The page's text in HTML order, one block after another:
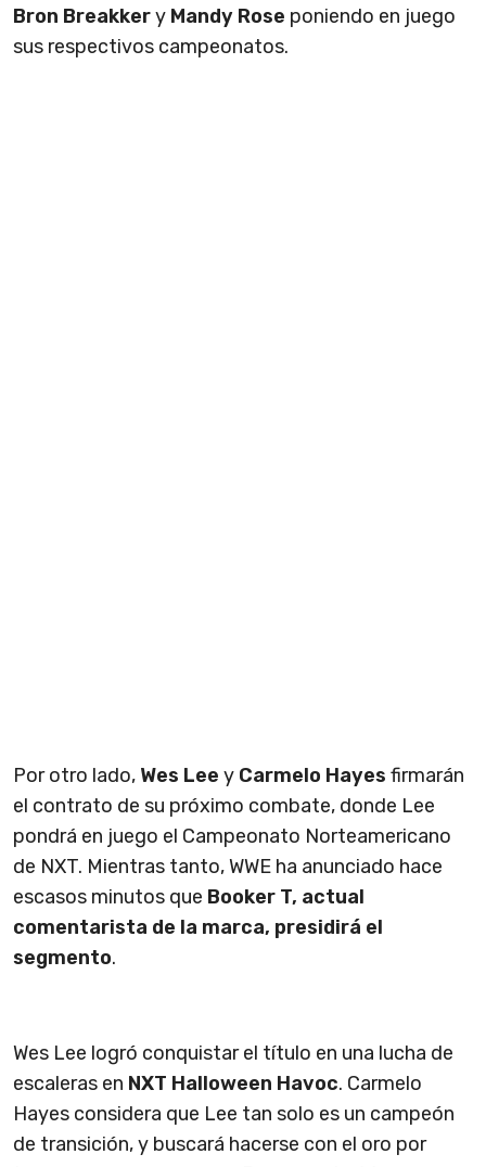
Bron Breakkery Mandy Rose poniendo en juego
sus respectivos campeonatos.
Por otro lado, Wes Lee y Carmelo Hayes firmarán
el contrato de su próximo combate, donde Lee
pondrá en juego el Campeonato Norteamericano
de NXT. Mientras tanto, WWE ha anunciado hace
escasos minutos que Booker T, actual
comentarista de la marca, presidirá el
segmento.
Wes Lee logró conquistar el título en una lucha de
escaleras en NXT Halloween Havoc. Carmelo
Hayes considera que Lee tan solo es un campeón
de transición, y buscará hacerse con el oro por